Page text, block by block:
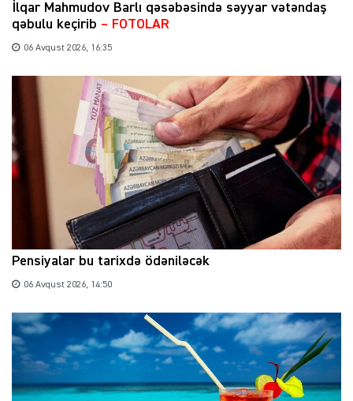
İlqar Mahmudov Barlı qəsəbəsində səyyar vətəndaş
qəbulu keçirib – FOTOLAR
06 Avqust 2026, 16:35
Pensiyalar bu tarixdə ödəniləcək
06 Avqust 2026, 14:50